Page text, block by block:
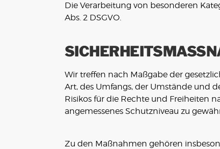
Die Verarbeitung von besonderen
Abs. 2 DSGVO.
Wir treffen nach Maßgabe der
Art, des Umfangs, der Umstände und
Risikos für die Rechte und Freiheiten
angemessenes Schutzniveau zu
Zu den Maßnahmen gehören